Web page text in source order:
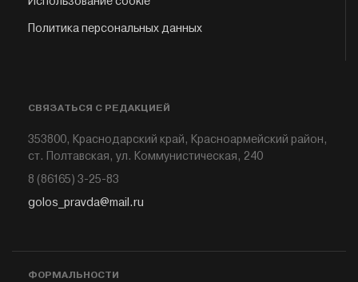
Политика персональных данных
СВЯЗАТЬСЯ С РЕДАКЦИЕЙ
353800, Краснодарский край, Красноармейский район,
ст. Полтавская, ул. Коммунистическая, 240
8 (86165) 3-25-83
golos_pravda@mail.ru
ФОРМАЛЬНОСТИ